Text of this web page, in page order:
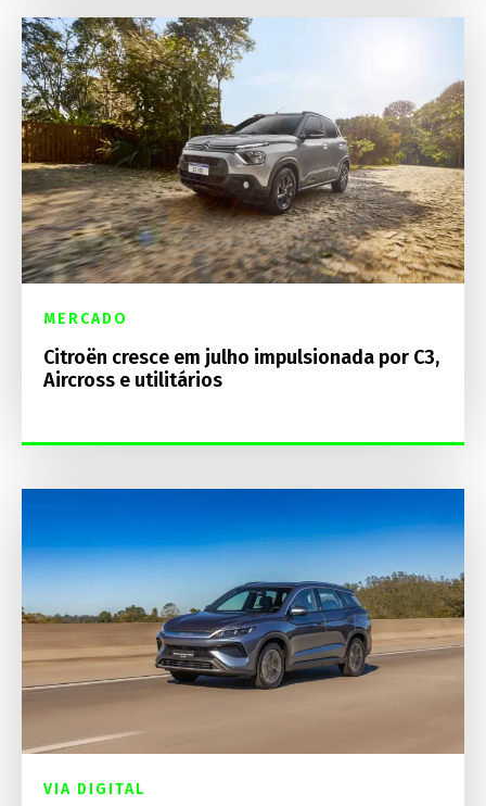
MERCADO
Citroën cresce em julho impulsionada por C3,
Aircross e utilitários
VIA DIGITAL